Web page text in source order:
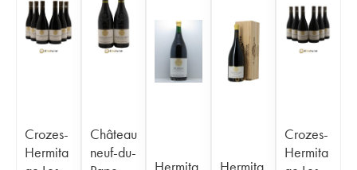
Crozes-
Hermita
Château
neuf-du-
Hermita
Hermita
Crozes-
Hermita